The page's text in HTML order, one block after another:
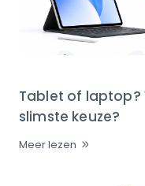
Tablet of laptop?
slimste keuze?
Meer lezen